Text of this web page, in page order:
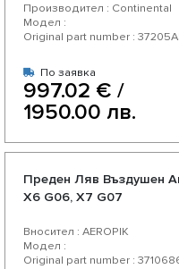
Производител : Continental
Модел :
Original part number :
По заявка
997.02 € /
1950.00 лв.
Преден Ляв Въздушен
X6 G06, X7 G07
Вносител : AEROPIK
Модел :
Original part number :